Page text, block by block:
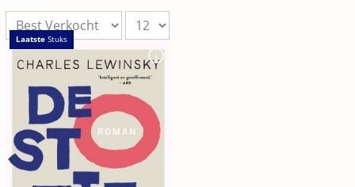
LaatsteStuks